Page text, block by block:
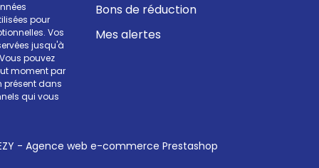
pour
Vos
jusqu'à
pouvez
moment par
présent dans
qui vous
Bons de réduction
Mes alertes
- Agence web e-commerce Prestashop